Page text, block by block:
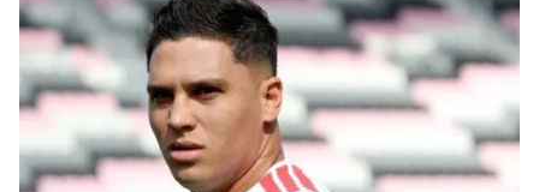
STEELERS
TEXANS
COLTS
HORNETS
HEAT
MAGIC